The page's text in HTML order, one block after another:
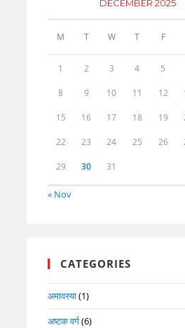
DECEMBER 2025
M T W T F
1 2 3 4 5
8 9 10 11 12
15 16 17 18 19
22 23 24 25 26
29 30 31
« Nov
CATEGORIES
अमावस्या(1)
अष्टक वर्ग(6)